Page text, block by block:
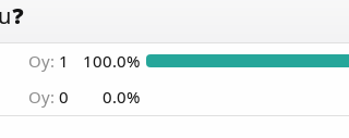
Oy: 1
100.0%
Oy: 0 0.0%